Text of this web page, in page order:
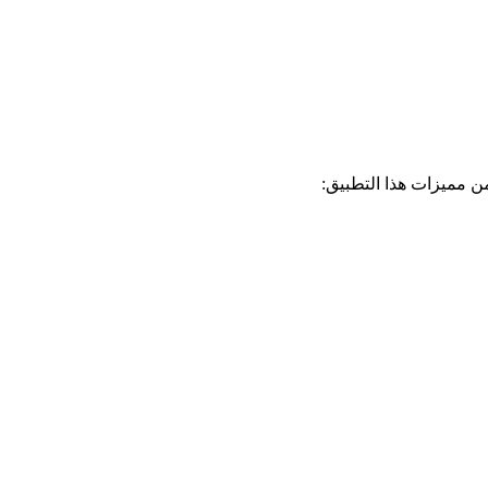
مميزات هذا التطبيق: